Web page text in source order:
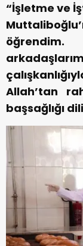
“İşletme ve
Allah’tan
başsağlığı